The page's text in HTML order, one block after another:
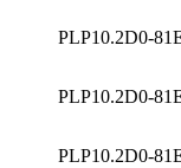
PLP10.2D0-
PLP10.2D0-
PLP10.2D0-